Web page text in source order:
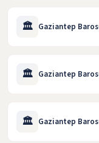
🏛️ Gaziantep
🏛️ Gaziantep
🏛️ Gaziantep